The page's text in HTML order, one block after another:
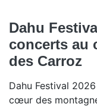
Dahu
concerts au
des Carroz
Dahu Festival
cœur des